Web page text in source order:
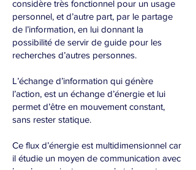
considère très fonctionnel pour un usage
personnel, et d’autre part, par le partage
de l’information, en lui donnant la
possibilité de servir de guide pour les
recherches d’autres personnes.
L’échange d’information qui génère
l’action, est un échange d’énergie et lui
permet d’être en mouvement constant,
sans rester statique.
Ce flux d’énergie est multidimensionnel car
il étudie un moyen de communication avec